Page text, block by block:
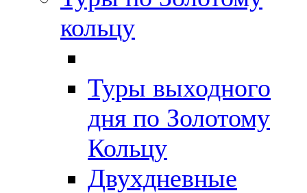
кольцу
Туры выходного
дня по Золотому
Кольцу
Двухдневные